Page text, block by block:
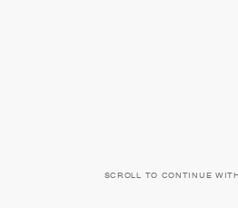
SCROLL TO CONTINUE